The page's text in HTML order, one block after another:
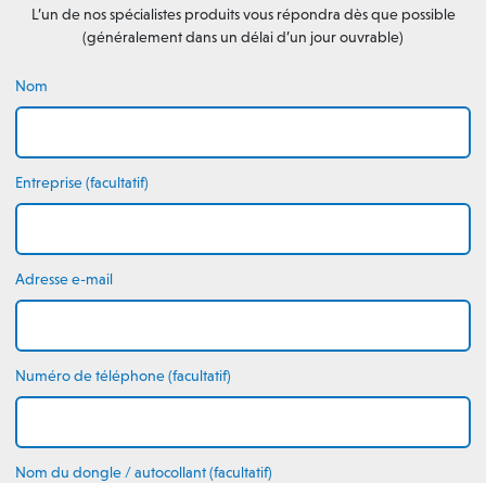
L’un de nos spécialistes produits vous répondra dès que possible
(généralement dans un délai d’un jour ouvrable)
Nom
Entreprise (facultatif)
Adresse e-mail
Numéro de téléphone (facultatif)
Nom du dongle / autocollant (facultatif)